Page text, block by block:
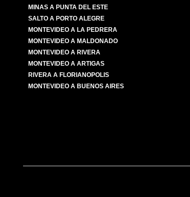
MINAS A PUNTA DEL ESTE
SALTO A PORTO ALEGRE
MONTEVIDEO A LA PEDRERA
MONTEVIDEO A MALDONADO
MONTEVIDEO A RIVERA
MONTEVIDEO A ARTIGAS
RIVERA A FLORIANOPOLIS
MONTEVIDEO A BUENOS AIRES